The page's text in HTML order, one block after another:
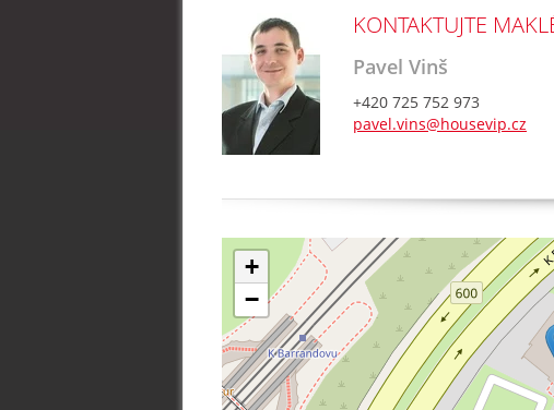
KONTAKTUJTE
Pavel Vinš
+420 725 752 973
pavel.vins@housevip.cz
+
−